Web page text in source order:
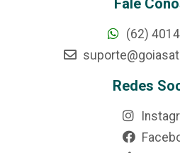
Fale
(62)
Redes